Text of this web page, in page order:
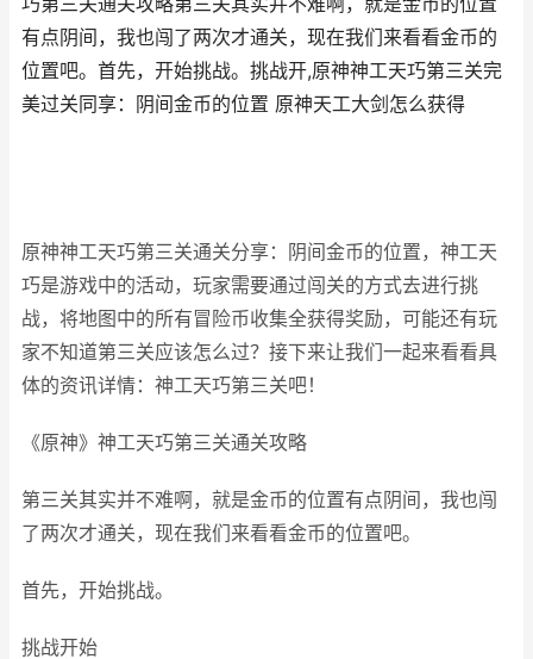
有点阴间，我也闯了两次才通关，现在我们来看看金币的
位置吧。首先，开始挑战。挑战开,原神神工天巧第三关完
美过关同享：阴间金币的位置 原神天工大剑怎么获得
原神神工天巧第三关通关分享：阴间金币的位置，神工天
巧是游戏中的活动，玩家需要通过闯关的方式去进行挑
战，将地图中的所有冒险币收集全获得奖励，可能还有玩
家不知道第三关应该怎么过？接下来让我们一起来看看具
体的资讯详情：神工天巧第三关吧！
《原神》神工天巧第三关通关攻略
第三关其实并不难啊，就是金币的位置有点阴间，我也闯
了两次才通关，现在我们来看看金币的位置吧。
首先，开始挑战。
挑战开始